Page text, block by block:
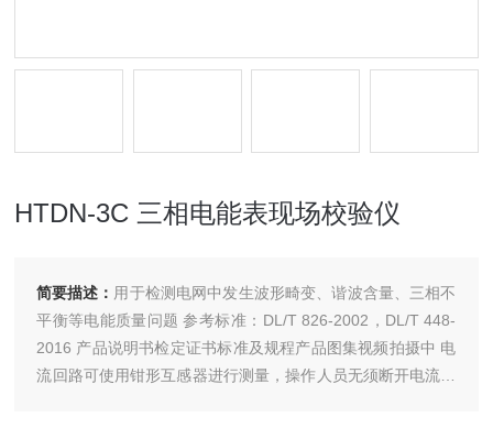
HTDN-3C 三相电能表现场校验仪
简要描述： 用于检测电网中发生波形畸变、谐波含量、三相不
平衡等电能质量问题 参考标准：DL/T 826-2002，DL/T 448-
2016 产品说明书检定证书标准及规程产品图集视频拍摄中 电
流回路可使用钳形互感器进行测量，操作人员无须断开电流回